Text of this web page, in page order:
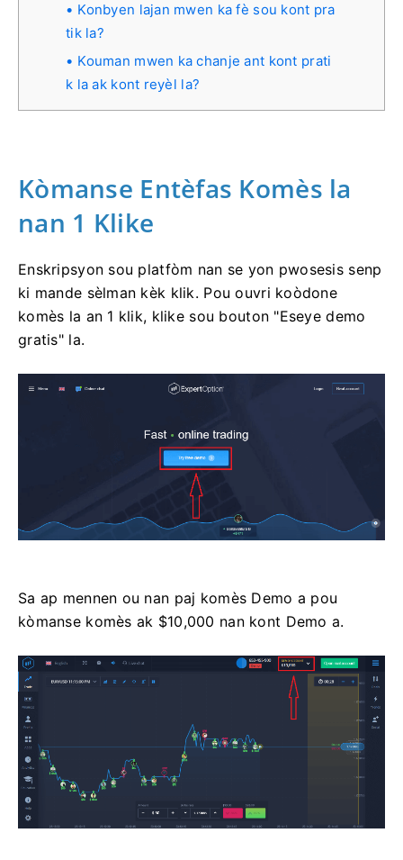
Konbyen lajan mwen ka fè sou kont pra
tik la?
Kouman mwen ka chanje ant kont prati
k la ak kont reyèl la?
Kòmanse Entèfas Komès la
nan 1 Klike
Enskripsyon sou platfòm nan se yon pwosesis senp
ki mande sèlman kèk klik. Pou ouvri koòdone
komès la an 1 klik, klike sou bouton "Eseye demo
gratis" la.
Sa ap mennen ou nan paj komès Demo a pou
kòmanse komès ak $10,000 nan kont Demo a.